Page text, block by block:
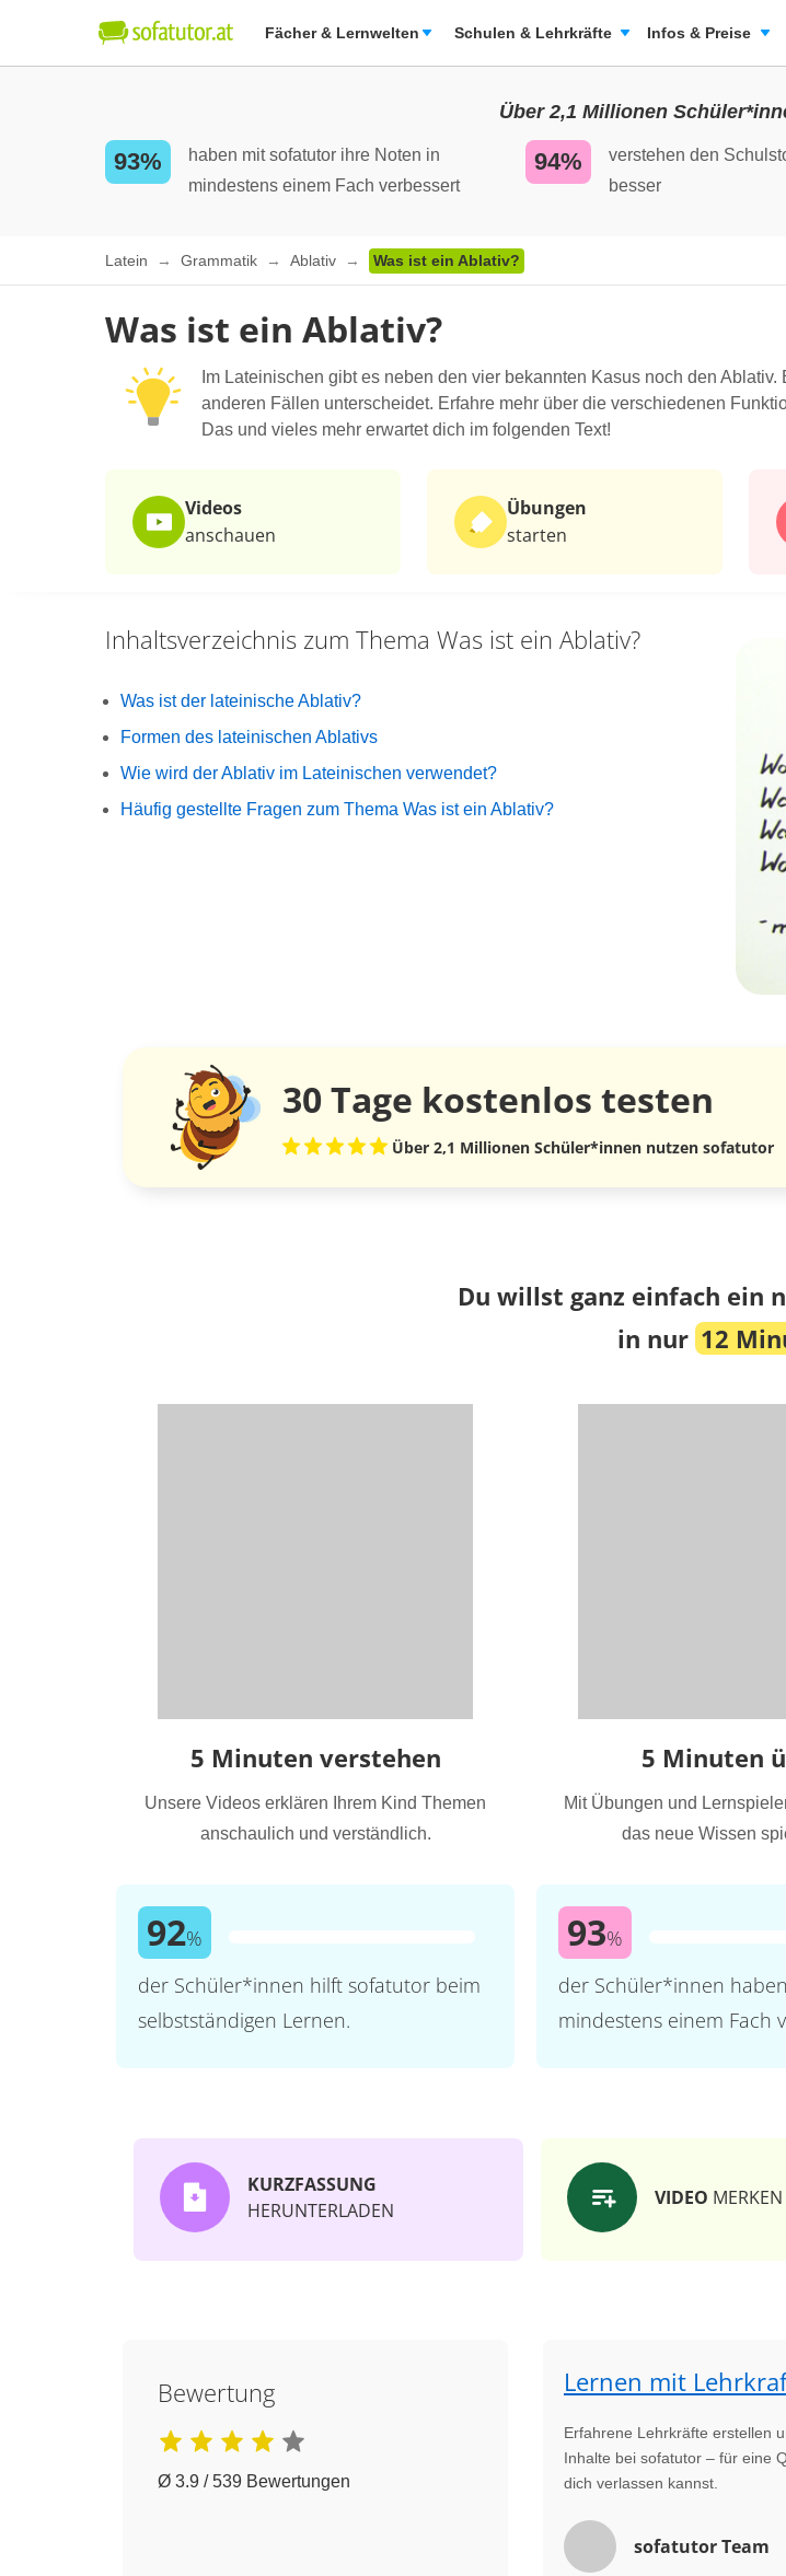
Fächer & Lernwelten Schulen & Lehrkräfte Infos & Preise
Über 2,1 Millionen
93%
haben mit sofatutor ihre Noten in
mindestens einem Fach verbessert
94%
verstehen den
besser
Latein Grammatik Ablativ Was ist ein Ablativ?
Was ist ein Ablativ?
Im Lateinischen gibt es neben den vier bekannten Kasus noch den
anderen Fällen unterscheidet. Erfahre mehr über die verschiedenen
Das und vieles mehr erwartet dich im folgenden Text!
Videos
anschauen
Übungen
starten
Inhaltsverzeichnis zum Thema Was ist ein Ablativ?
Was ist der lateinische Ablativ?
Formen des lateinischen Ablativs
Wie wird der Ablativ im Lateinischen verwendet?
Häufig gestellte Fragen zum Thema Was ist ein Ablativ?
30 Tage kostenlos testen
Über 2,1 Millionen Schüler*innen nutzen sofatutor
Du willst ganz einfach ein
in nur 12
5 Minuten verstehen
Unsere Videos erklären Ihrem Kind Themen
anschaulich und verständlich.
92%
der Schüler*innen hilft sofatutor beim
selbstständigen Lernen.
5 Minuten
Mit Übungen und
das neue Wissen
93%
der Schüler*innen
mindestens einem Fach
KURZFASSUNG
HERUNTERLADEN
VIDEO MERKEN
Bewertung
Ø 3.9 / 539 Bewertungen
Lernen mit
Erfahrene Lehrkräfte erstellen
Inhalte bei sofatutor – für eine
dich verlassen kannst.
sofatutor Team